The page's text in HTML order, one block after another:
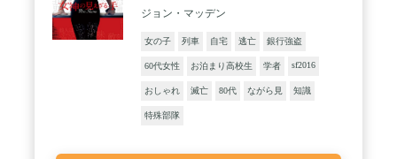
ジョン・マッデン
女の子 列車 自宅 逃亡 銀行強盗
60代女性 お泊まり高校生 学者 sf2016
おしゃれ 滅亡 80代 ながら見 知識
特殊部隊